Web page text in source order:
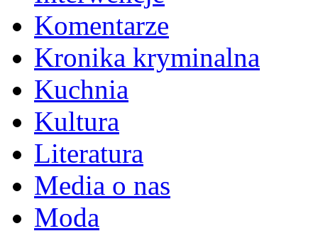
Komentarze
Kronika kryminalna
Kuchnia
Kultura
Literatura
Media o nas
Moda